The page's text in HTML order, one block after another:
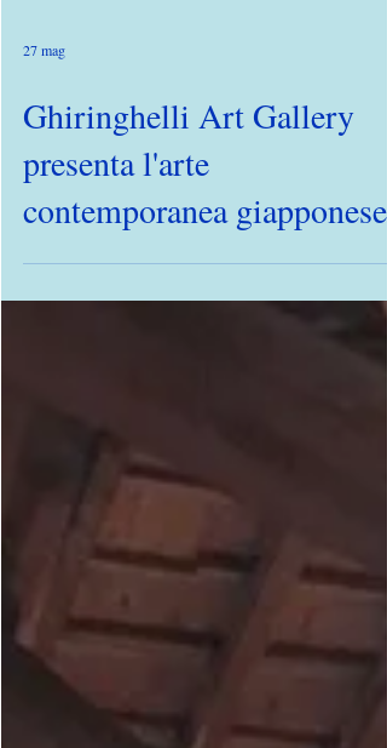
27 mag
Ghiringhelli Art Gallery
presenta l'arte
contemporanea giapponese